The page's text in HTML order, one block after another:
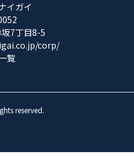
イガイ
7丁目8-5
corp/
覧
reserved.